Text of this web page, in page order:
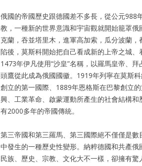
俄國的帝國歷史跟德國差不多長，從公元988
教，一種新的世界意識和宇宙觀就開始籠罩
克蘭，吞並塔里木，進軍高加索，瓜分波蘭
陷後，莫斯科開始把自己看成新的上帝之城、
1473年伊凡使用“沙皇”名稱，以羅馬皇帝、
頭鷹從此成為俄國國徽。1919年列寧在莫斯
創立的第一國際、1889年恩格斯在巴黎創立
興、工業革命、啟蒙運動所產生的社會結構
有2000多年的帝國傳統。
第三帝國和第三羅馬、第三國際絕不僅僅是
中發生的一種歷史性變形。納粹德國和共產
民族、歷史、宗教、文化大不一樣，卻擁有驚